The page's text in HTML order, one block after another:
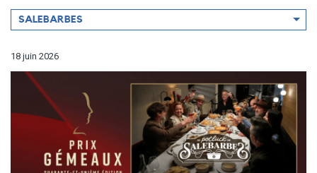
Filtrer
par
SALEBARBES
18 juin 2026